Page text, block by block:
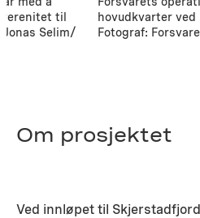
til
Selim/
hovudkvarter ved
Fotograf:
Om prosjektet
Ved innløpet til